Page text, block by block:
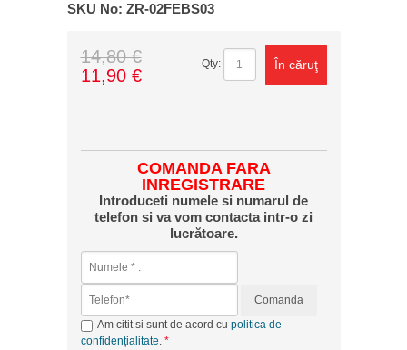
SKU No: ZR-02FEBS03
14,80 €
11,90 €
Qty: În căruţ
COMANDA FARA
INREGISTRARE
Introduceti numele si numarul de
telefon si va vom contacta intr-o zi
lucrătoare.
Comanda
Am citit si sunt de acord cu politica de
confidențialitate.